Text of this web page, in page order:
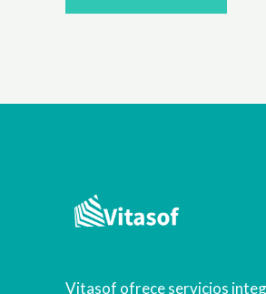
Vitasof ofrece servicios